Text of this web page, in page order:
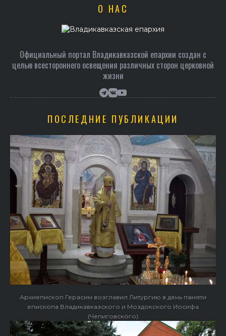
О НАС
Официальный портал Владикавказской епархии создан c
целью всестороннего освещения различных сторон церковной
жизни
ПОСЛЕДНИЕ ПУБЛИКАЦИИ
Архиепископ Герасим возглавил Литургию в день памяти
епископа Владикавказского и Моздокского Иосифа
(Чепиговского)